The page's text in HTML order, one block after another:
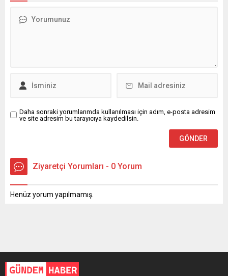
Daha sonraki yorumlarımda kullanılması için adım, e-posta adresim
ve site adresim bu tarayıcıya kaydedilsin.
Ziyaretçi Yorumları - 0 Yorum
Henüz yorum yapılmamış.